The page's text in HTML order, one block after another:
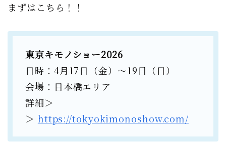
まずはこちら！！
東京キモノショー2026
日時：4月17日（金）〜19日（日）
会場：日本橋エリア
詳細＞
＞ https://tokyokimonoshow.com/